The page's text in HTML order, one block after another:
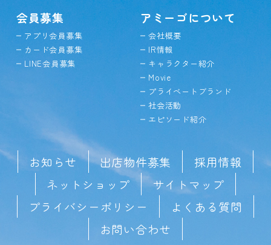
会員募集
アプリ会員募集
カード会員募集
LINE会員募集
アミーゴについて
会社概要
IR情報
キャラクター紹介
Movie
プライベートブランド
社会活動
エピソード紹介
お知らせ 出店物件募集
採用情報
ネットショップ
サイトマップ
プライバシーポリシー
よくある質問
お問い合わせ